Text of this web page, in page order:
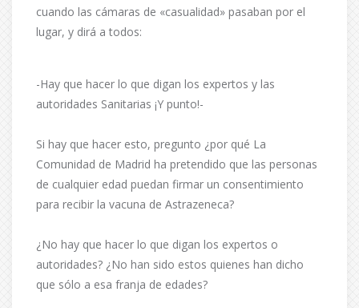
cuando las cámaras de «casualidad» pasaban por el
lugar, y dirá a todos:
-Hay que hacer lo que digan los expertos y las
autoridades Sanitarias ¡Y punto!-
Si hay que hacer esto, pregunto ¿por qué La
Comunidad de Madrid ha pretendido que las personas
de cualquier edad puedan firmar un consentimiento
para recibir la vacuna de Astrazeneca?
¿No hay que hacer lo que digan los expertos o
autoridades? ¿No han sido estos quienes han dicho
que sólo a esa franja de edades?